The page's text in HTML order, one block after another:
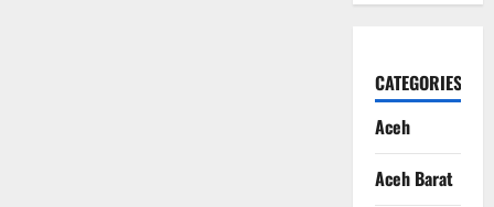
CATEGORIES
Aceh
Aceh Barat